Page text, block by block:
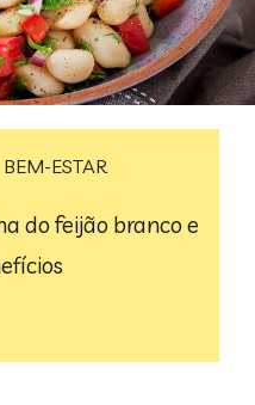
BEM-ESTAR
do feijão branco e